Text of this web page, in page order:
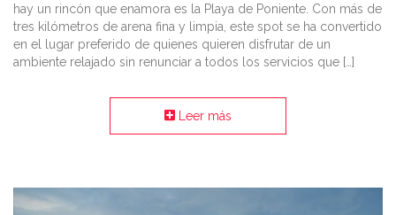
hay un rincón que enamora es la Playa de Poniente. Con más de
tres kilómetros de arena fina y limpia, este spot se ha convertido
en el lugar preferido de quienes quieren disfrutar de un
ambiente relajado sin renunciar a todos los servicios que […]
Leer más